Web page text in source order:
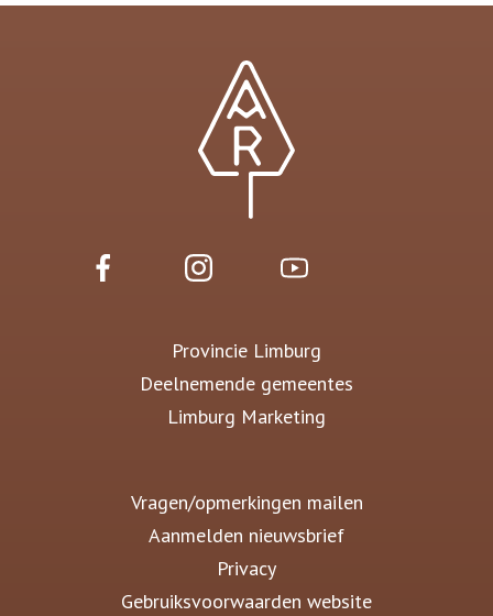
Provincie Limburg
Deelnemende gemeentes
Limburg Marketing
Vragen/opmerkingen mailen
Aanmelden nieuwsbrief
Privacy
Gebruiksvoorwaarden website